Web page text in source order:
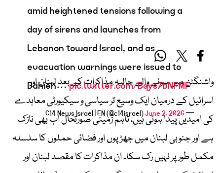
amid heightened tensions following a
day of sirens and launches from
Lebanon toward Israel, and as
evacuation warnings were issued to
Dahieh…pic.twitter.com/Bqys7bNFMF
— C14 News Israel | EN (@c14israel)
June 2, 2026
واشنگٹن میں ہونے والے حالیہ مذاکرات کے بعد لبنان اور
اسرائیل کے درمیان ایک وسیع تر سیاسی و سیکیورٹی معاہدے
کی امیدیں پیدا ہوئی ہیں، تاہم زمینی صورتحال اب بھی نازک
ہے اور جنوبی لبنان میں جھڑپوں اور فضائی حملوں کا سلسلہ
مکمل طور پر نہیں رک سکا۔ ان مذاکرات کا مقصد لبنان اور